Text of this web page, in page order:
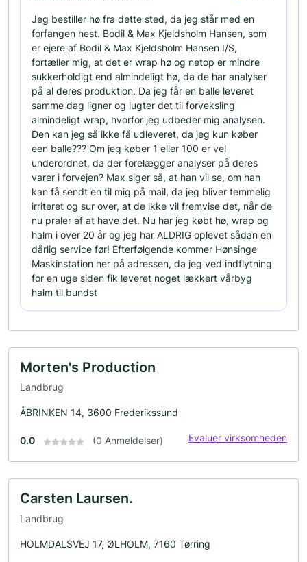
Jeg bestiller hø fra dette sted, da jeg står med en
forfangen hest. Bodil & Max Kjeldsholm Hansen, som
er ejere af Bodil & Max Kjeldsholm Hansen I/S,
fortæller mig, at det er wrap hø og netop er mindre
sukkerholdigt end almindeligt hø, da de har analyser
på al deres produktion. Da jeg får en balle leveret
samme dag ligner og lugter det til forveksling
almindeligt wrap, hvorfor jeg udbeder mig analysen.
Den kan jeg så ikke få udleveret, da jeg kun køber
een balle??? Om jeg køber 1 eller 100 er vel
underordnet, da der forelægger analyser på deres
varer i forvejen? Max siger så, at han vil se, om han
kan få sendt en til mig på mail, da jeg bliver temmelig
irriteret og sur over, at de ikke vil fremvise det, når de
nu praler af at have det. Nu har jeg købt hø, wrap og
halm i over 20 år og jeg har ALDRIG oplevet sådan en
dårlig service før! Efterfølgende kommer Hønsinge
Maskinstation her på adressen, da jeg ved indflytning
for en uge siden fik leveret noget lækkert vårbyg
halm til bundst
Morten's Production
Landbrug
ÅBRINKEN 14, 3600 Frederikssund
0.0 (0 Anmeldelser) Evaluer virksomheden
Carsten Laursen.
Landbrug
HOLMDALSVEJ 17, ØLHOLM, 7160 Tørring